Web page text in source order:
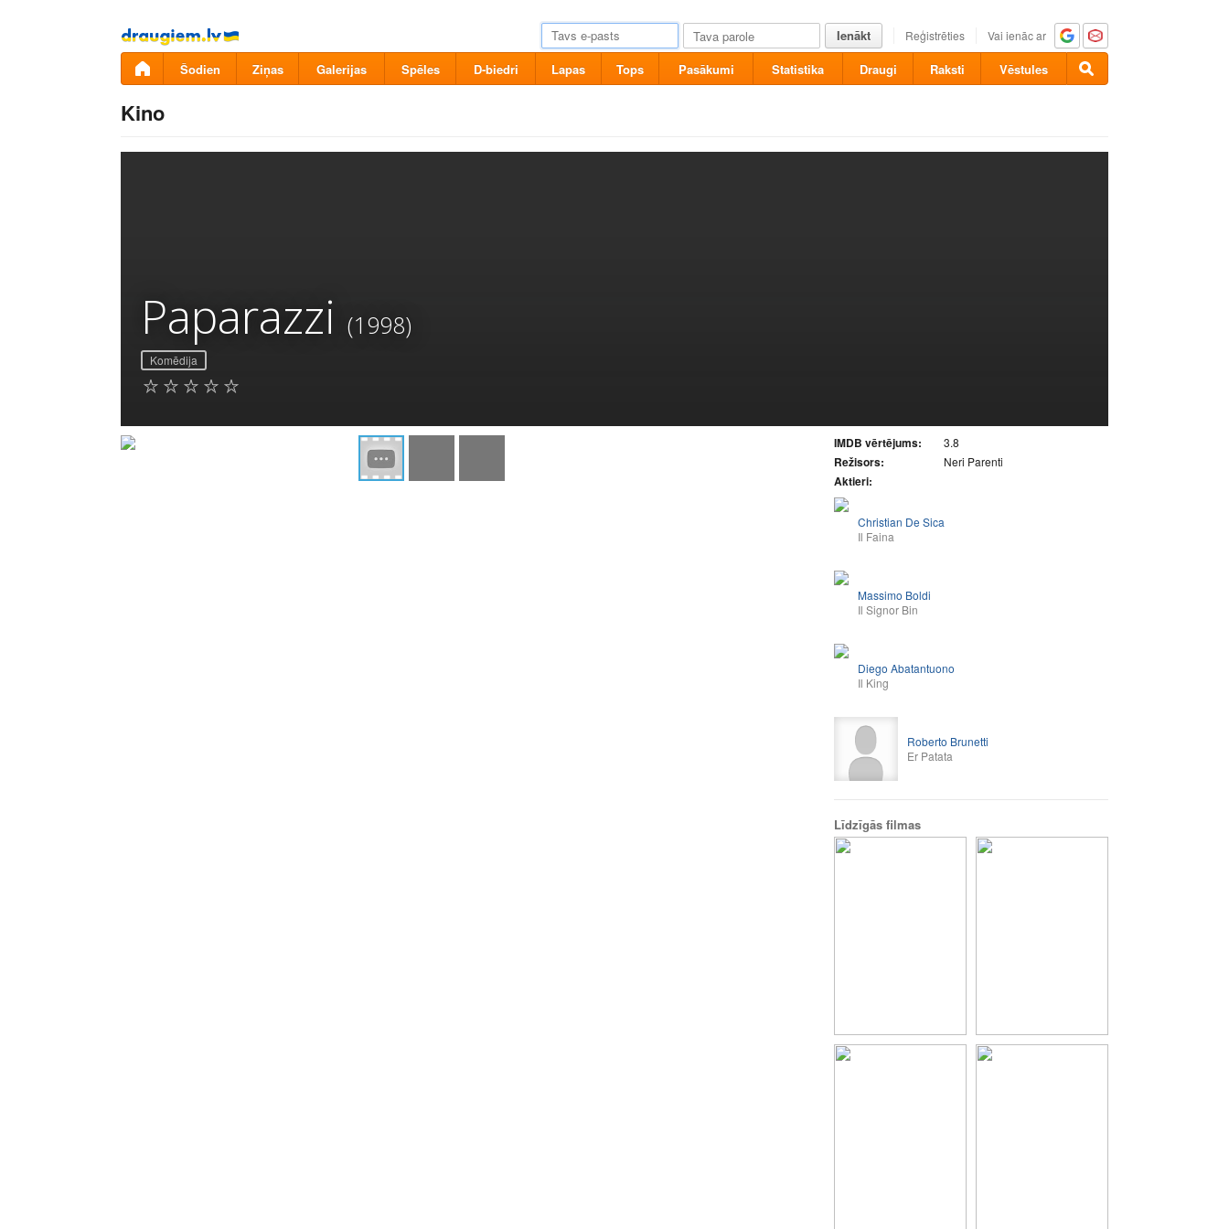
Pāriet
uz
saturu
Ienākt Reģistrēties Vai ienāc ar
Šodien Ziņas Galerijas Spēles D-biedri Lapas Tops Pasākumi Statistika Draugi Raksti Vēstules
Kino
Paparazzi (1998)
Komēdija
IMDB vērtējums: 3.8
Režisors: Neri Parenti
Aktieri:
Christian De Sica
Il Faina
Massimo Boldi
Il Signor Bin
Diego Abatantuono
Il King
Roberto Brunetti
Er Patata
Līdzīgās filmas